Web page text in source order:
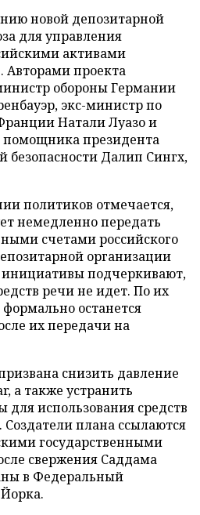
новой депозитарной
для управления
активами
Авторами проекта
обороны Германии
экс-министр по
Натали Луазо и
президента
Далип Сингх,
политиков отмечается,
немедленно передать
счетами российского
организации
подчеркивают,
речи не идет. По их
останется
их передачи на
снизить давление
а также устранить
использования средств
плана ссылаются
государственными
свержения Саддама
в Федеральный